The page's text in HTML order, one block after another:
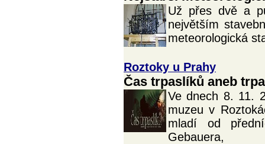
Už přes dvě a
největším
meteorologická
Roztoky u Prahy
Čas trpaslíků aneb
Ve dnech 8. 11.
muzeu v
mladí od
Gebauera,